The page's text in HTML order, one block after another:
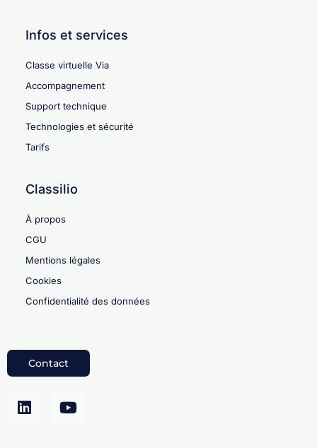
Infos et services
Classe virtuelle Via
Accompagnement
Support technique
Technologies et sécurité
Tarifs
Classilio
À propos
CGU
Mentions légales
Cookies
Confidentialité des données
Contact